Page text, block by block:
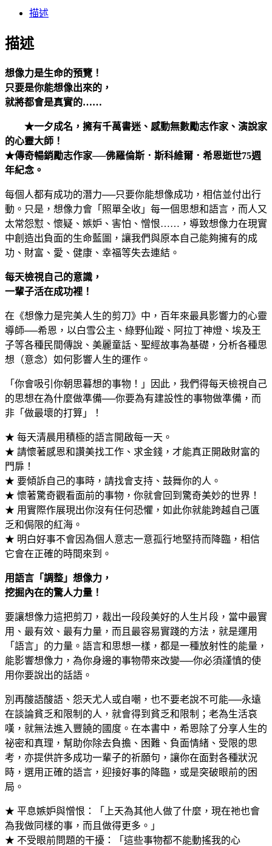
描述
描述
想像力是生命的預覽！
只要是你能想像出來的，
就將都會是真實的……
★一夕成名，擁有千萬書迷、感動無數勵志作家、演說家
的心靈大師！
★傳奇暢銷勵志作家──佛羅倫斯．斯科維爾．希恩逝世75週
年紀念。
每個人都有成功的潛力──只要你能想像成功，相信並付出行
動。只是，想像力會「照單全收」每一個思想和語言，而人又
太常怨懟、懷疑、嫉妒、害怕、憎恨……，導致想像力在現實
中創造出負面的生命藍圖，讓我們與原本自己能夠擁有的成
功、財富、愛、健康、幸福等失去連結。
每天檢視自己的意識，
一輩子活在成功裡！
在《想像力是完美人生的剪刀》中，百年來最具影響力的心靈
導師──希恩，以白雪公主、綠野仙蹤、阿拉丁神燈、埃及王
子等各種民間傳說、美麗童話、聖經故事為基礎，分析各種思
想（意念）如何影響人生的運作。
「你會吸引你朝思暮想的事物！」因此，我們得每天檢視自己
的思想在為什麼做準備──你要為有建設性的事物做準備，而
非「做最壞的打算」！
★ 每天清晨用積極的語言開啟每一天。
★ 請懷著感恩和讚美找工作、求金錢，才能真正開啟財富的
門扉！
★ 要傾訴自己的事時，請找會支持、鼓舞你的人。
★ 懷著驚奇觀看面前的事物，你就會回到驚奇美妙的世界！
★ 用實際作展現出你沒有任何恐懼，如此你就能跨越自己匱
乏和侷限的紅海。
★ 明白好事不會因為個人意志一意孤行地堅持而降臨，相信
它會在正確的時間來到。
用語言「調整」想像力，
挖掘內在的驚人力量！
要讓想像力這把剪刀，裁出一段段美好的人生片段，當中最實
用、最有效、最有力量，而且最容易實踐的方法，就是運用
「語言」的力量。語言和思想一樣，都是一種放射性的能量，
能影響想像力，為你身邊的事物帶來改變──你必須謹慎的使
用你要說出的話語。
別再酸語酸語、怨天尤人或自嘲，也不要老說不可能──永遠
在談論貧乏和限制的人，就會得到貧乏和限制；老為生活哀
嘆，就無法進入豐饒的國度。在本書中，希恩除了分享人生的
祕密和真理，幫助你除去負擔、困難、負面情緒、受限的思
考，亦提供許多成功一輩子的祈願句，讓你在面對各種狀況
時，選用正確的語言，迎接好事的降臨，或是突破眼前的困
局。
★ 平息嫉妒與憎恨：「上天為其他人做了什麼，現在祂也會
為我做同樣的事，而且做得更多。」
★ 不受眼前問題的干擾：「這些事物都不能動搖我的心